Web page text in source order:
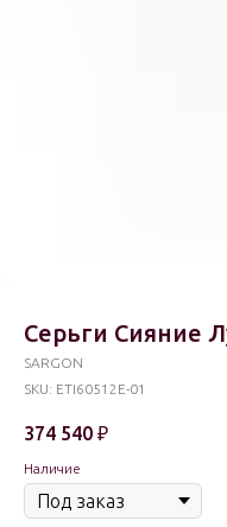
Серьги Сияние
SARGON
SKU: ETI60512E-01
374 540 ₽
Наличие